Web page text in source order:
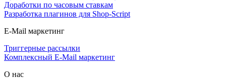
Доработки по часовым ставкам
Разработка плагинов для Shop-Script
E-Mail маркетинг
Триггерные рассылки
Комплексный E-Mail маркетинг
О нас